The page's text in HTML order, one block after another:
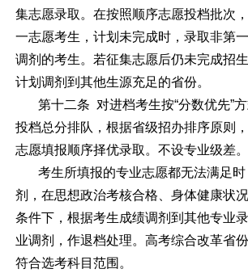
集志愿录取。在按照顺序志愿投档批次
一志愿考生，计划未完成时，录取非第
调剂的考生。若征集志愿后仍未完成招
计划调剂到其他生源充足的省份。
第十二条 对进档考生按“分数优先”方
投档总分排队，根据省级招办排序原则
志愿填报顺序择优录取。不设专业级差。
考生所填报的专业志愿都无法满足时
剂，在思想政治考核合格、身体健康状
条件下，根据考生成绩调剂到其他专业
业调剂，作退档处理。高考综合改革省
符合选考科目范围。